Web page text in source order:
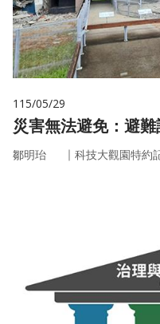
115/05/29
災害無法避免：避
鄒明珆 ｜ 科技大觀園特約